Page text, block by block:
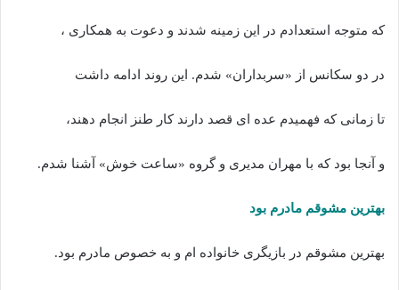
که متوجه استعدادم در این زمینه شدند و دعوت به همکاری ،
در دو سکانس از «سربداران» شدم. این روند ادامه داشت
تا زمانی که فهمیدم عده ای قصد دارند کار طنز انجام دهند،
و آنجا بود که با مهران مدیری و گروه «ساعت خوش» آشنا شدم.
بهترین مشوقم مادرم بود
بهترین مشوقم در بازیگری خانواده ام و به خصوص مادرم بود.